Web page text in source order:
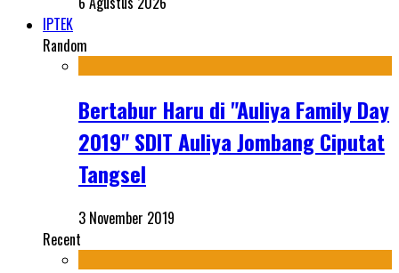
IPTEK
Random
Bertabur Haru di "Auliya Family Day
2019" SDIT Auliya Jombang Ciputat
Tangsel
3 November 2019
Recent